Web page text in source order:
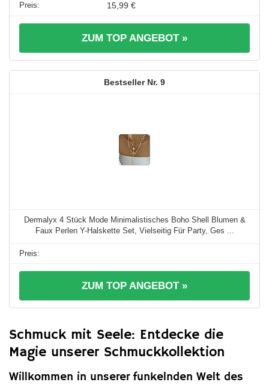
15,99 €
ZUM TOP ANGEBOT »
9
Dermalyx 4 Stück Mode Minimalistisches Boho Shell Blumen &
Faux Perlen Y-Halskette Set, Vielseitig Für Party, Ges ...
ZUM TOP ANGEBOT »
Schmuck mit Seele: Entdecke die
Magie unserer Schmuckkollektion
Willkommen in unserer funkelnden Welt des